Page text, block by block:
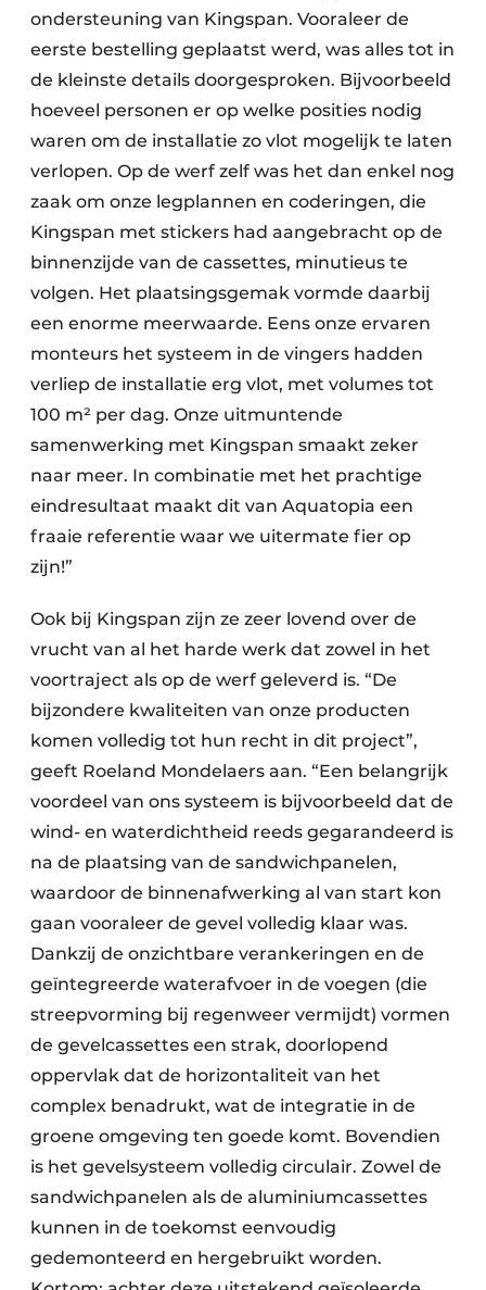
ondersteuning van Kingspan. Vooraleer de
eerste bestelling geplaatst werd, was alles tot in
de kleinste details doorgesproken. Bijvoorbeeld
hoeveel personen er op welke posities nodig
waren om de installatie zo vlot mogelijk te laten
verlopen. Op de werf zelf was het dan enkel nog
zaak om onze legplannen en coderingen, die
Kingspan met stickers had aangebracht op de
binnenzijde van de cassettes, minutieus te
volgen. Het plaatsingsgemak vormde daarbij
een enorme meerwaarde. Eens onze ervaren
monteurs het systeem in de vingers hadden
verliep de installatie erg vlot, met volumes tot
100 m² per dag. Onze uitmuntende
samenwerking met Kingspan smaakt zeker
naar meer. In combinatie met het prachtige
eindresultaat maakt dit van Aquatopia een
fraaie referentie waar we uitermate fier op
zijn!”
Ook bij Kingspan zijn ze zeer lovend over de
vrucht van al het harde werk dat zowel in het
voortraject als op de werf geleverd is. “De
bijzondere kwaliteiten van onze producten
komen volledig tot hun recht in dit project”,
geeft Roeland Mondelaers aan. “Een belangrijk
voordeel van ons systeem is bijvoorbeeld dat de
wind- en waterdichtheid reeds gegarandeerd is
na de plaatsing van de sandwichpanelen,
waardoor de binnenafwerking al van start kon
gaan vooraleer de gevel volledig klaar was.
Dankzij de onzichtbare verankeringen en de
geïntegreerde waterafvoer in de voegen (die
streepvorming bij regenweer vermijdt) vormen
de gevelcassettes een strak, doorlopend
oppervlak dat de horizontaliteit van het
complex benadrukt, wat de integratie in de
groene omgeving ten goede komt. Bovendien
is het gevelsysteem volledig circulair. Zowel de
sandwichpanelen als de aluminiumcassettes
kunnen in de toekomst eenvoudig
gedemonteerd en hergebruikt worden.